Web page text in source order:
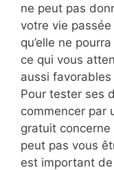
ne peut pas
votre vie passée
qu’elle ne
ce qui vous
aussi
Pour tester ses
commencer par
gratuit
peut pas vous
est important